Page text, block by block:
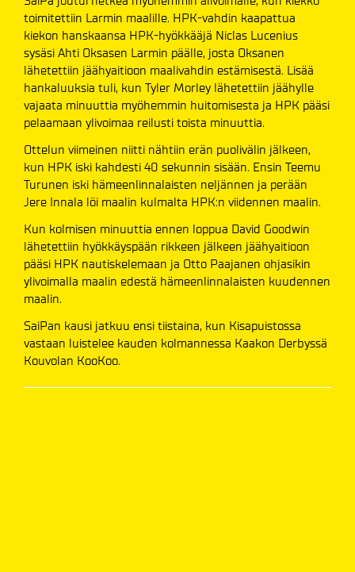
toimitettiin Larmin maalille. HPK-vahdin kaapattua
kiekon hanskaansa HPK-hyökkääjä Niclas Lucenius
sysäsi Ahti Oksasen Larmin päälle, josta Oksanen
lähetettiin jäähyaitioon maalivahdin estämisestä. Lisää
hankaluuksia tuli, kun Tyler Morley lähetettiin jäähylle
vajaata minuuttia myöhemmin huitomisesta ja HPK pääsi
pelaamaan ylivoimaa reilusti toista minuuttia.
Ottelun viimeinen niitti nähtiin erän puolivälin jälkeen,
kun HPK iski kahdesti 40 sekunnin sisään. Ensin Teemu
Turunen iski hämeenlinnalaisten neljännen ja perään
Jere Innala löi maalin kulmalta HPK:n viidennen maalin.
Kun kolmisen minuuttia ennen loppua David Goodwin
lähetettiin hyökkäyspään rikkeen jälkeen jäähyaitioon
pääsi HPK nautiskelemaan ja Otto Paajanen ohjasikin
ylivoimalla maalin edestä hämeenlinnalaisten kuudennen
maalin.
SaiPan kausi jatkuu ensi tiistaina, kun Kisapuistossa
vastaan luistelee kauden kolmannessa Kaakon Derbyssä
Kouvolan KooKoo.